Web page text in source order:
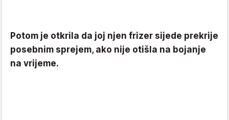
Potom je otkrila da joj njen frizer sijede prekrije
posebnim sprejem, ako nije otišla na bojanje
na vrijeme.